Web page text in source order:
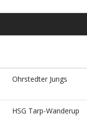
Ohrstedter Jungs
HSG Tarp-Wanderup